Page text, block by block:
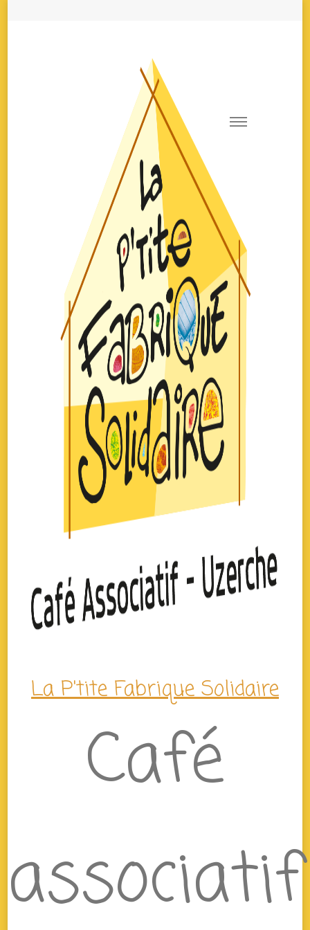
La P'tite Fabrique Solidaire
Café
associatif